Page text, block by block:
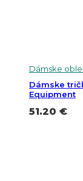
Dámske
Dámske
Equipment
51.20 €